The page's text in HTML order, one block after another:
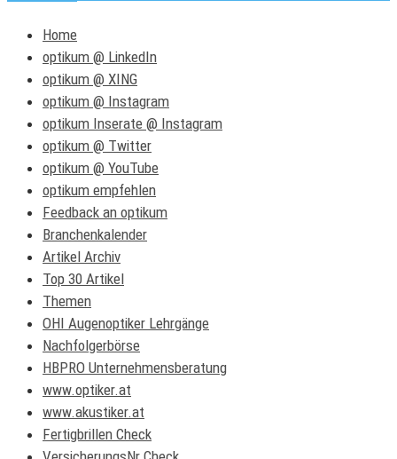
Home
optikum @ LinkedIn
optikum @ XING
optikum @ Instagram
optikum Inserate @ Instagram
optikum @ Twitter
optikum @ YouTube
optikum empfehlen
Feedback an optikum
Branchenkalender
Artikel Archiv
Top 30 Artikel
Themen
OHI Augenoptiker Lehrgänge
Nachfolgerbörse
HBPRO Unternehmensberatung
www.optiker.at
www.akustiker.at
Fertigbrillen Check